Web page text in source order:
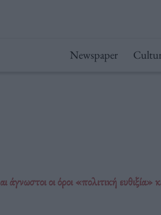
Newspaper
οι όροι «πολιτική ευθιξία»